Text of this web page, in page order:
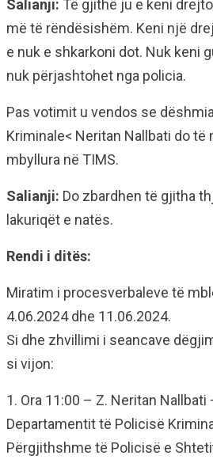
Salianji: Të gjithë ju e keni
më të rëndësishëm. Keni një
e nuk e shkarkoni dot. Nuk keni
nuk përjashtohet nga policia.
Pas votimit u vendos se
Kriminale< Neritan Nallbati do të
mbyllura në TIMS.
Salianji: Do zbardhen të gjitha
lakuriqët e natës.
Rendi i ditës:
Miratim i procesverbaleve të
4.06.2024 dhe 11.06.2024.
Si dhe zhvillimi i seancave
si vijon:
1. Ora 11:00 – Z. Neritan Nallbati
Departamentit të Policisë
Përgjithshme të Policisë e